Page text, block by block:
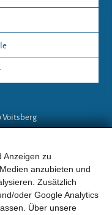
Anzeigen zu
anzubieten und
Zusätzlich
oder Google Analytics
Über unsere
Voitsberg
394